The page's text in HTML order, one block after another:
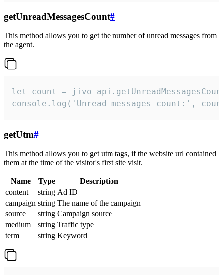
getUnreadMessagesCount#
This method allows you to get the number of unread messages from
the agent.
let count =
console.log('Unread messages count:',
getUtm#
This method allows you to get utm tags, if the website url contained
them at the time of the visitor's first site visit.
Name Type
Description
content
string Ad ID
campaign string The name of the campaign
source
string Campaign source
medium
string Traffic type
term
string Keyword